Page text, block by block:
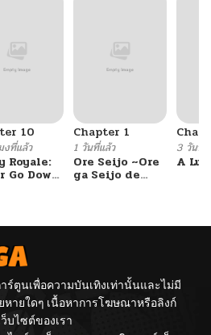
10
งที่แล้ว
Royale:
Go Down
Chapter 1
1 วันที่แล้ว
Ore Seijo ~Ore
ga Seijo de
Game Kanzen
3 วันที่
A
ร์ตูนเพื่อความบันเทิงเท่านั้นและไม่มี
ายใดๆ เนื้อหาการโฆษณาหรือลิงก์
บไซต์ของเรา